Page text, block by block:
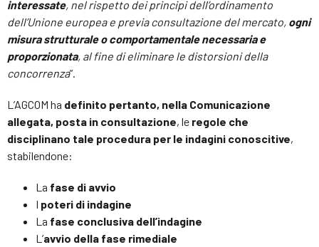
interessate, nel rispetto dei principi dell’ordinamento
dell’Unione europea e previa consultazione del mercato, ogni
misura strutturale o comportamentale necessaria e
proporzionata, al fine di eliminare le distorsioni della
concorrenza”.
L’AGCOM ha definito pertanto, nella Comunicazione
allegata, posta in consultazione, le regole che
disciplinano tale procedura per le indagini conoscitive,
stabilendone:
La fase di avvio
I poteri di indagine
La fase conclusiva dell’indagine
L’avvio della fase rimediale